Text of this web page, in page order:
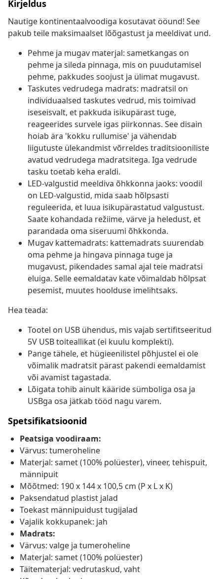
Kirjeldus
Nautige kontinentaalvoodiga kosutavat ööund! See
pakub teile maksimaalset lõõgastust ja meeldivat und.
Pehme ja mugav materjal: sametkangas on
pehme ja sileda pinnaga, mis on puudutamisel
pehme, pakkudes soojust ja ülimat mugavust.
Taskutes vedrudega madrats: madratsil on
individuaalsed taskutes vedrud, mis toimivad
iseseisvalt, et pakkuda isikupärast tuge,
reageerides survele igas piirkonnas. See disain
hoiab ära 'kokku rullumise' ja vähendab
liigutuste ülekandmist võrreldes traditsiooniliste
avatud vedrudega madratsitega. Iga vedrude
tasku toetab keha eraldi.
LED-valgustid meeldiva õhkkonna jaoks: voodil
on LED-valgustid, mida saab hõlpsasti
reguleerida, et luua isikupärastatud valgustust.
Saate kohandada režiime, värve ja heledust, et
parandada oma siseruumi õhkkonda.
Mugav kattemadrats: kattemadrats suurendab
oma pehme ja hingava pinnaga tuge ja
mugavust, pikendades samal ajal teie madratsi
eluiga. Selle eemaldatav kate võimaldab hõlpsat
pesemist, muutes hoolduse imelihtsaks.
Hea teada:
Tootel on USB ühendus, mis vajab sertifitseeritud
5V USB toiteallikat (ei kuulu komplekti).
Pange tähele, et hügieenilistel põhjustel ei ole
võimalik madratsit pärast pakendi eemaldamist
või avamist tagastada.
Lõigata tohib ainult kääride sümboliga osa ja
USBga osa jätkab tööd nagu varem.
Spetsifikatsioonid
Peatsiga voodiraam:
Värvus: tumeroheline
Materjal: samet (100% polüester), vineer, tehispuit,
männipuit
Mõõtmed: 190 x 144 x 100,5 cm (P x L x K)
Paksendatud plastist jalad
Toekast männipuidust tugijalad
Vajalik kokkupanek: jah
Madrats:
Värvus: valge ja tumeroheline
Materjal: samet (100% polüester)
Täitematerjal: vedrutaskud, vaht